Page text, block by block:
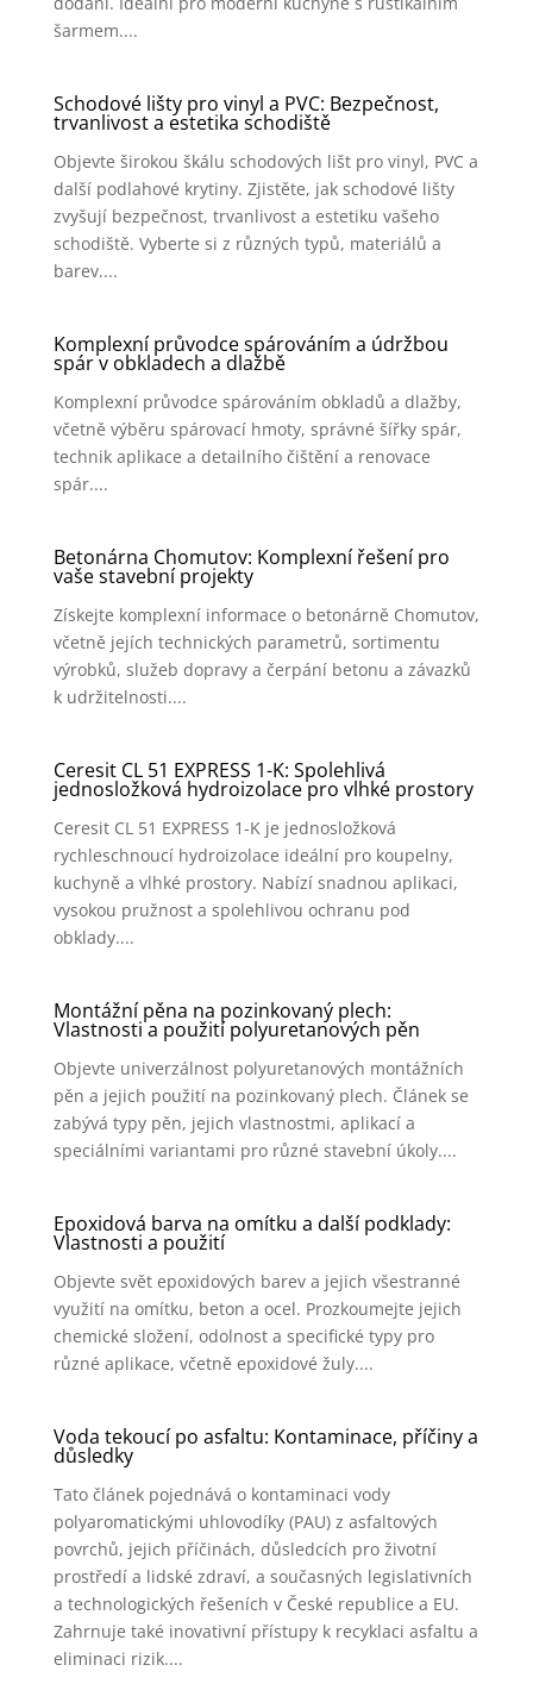
šarmem....
Schodové lišty pro vinyl a PVC: Bezpečnost,
trvanlivost a estetika schodiště
Objevte širokou škálu schodových lišt pro vinyl, PVC a
další podlahové krytiny. Zjistěte, jak schodové lišty
zvyšují bezpečnost, trvanlivost a estetiku vašeho
schodiště. Vyberte si z různých typů, materiálů a
barev....
Komplexní průvodce spárováním a údržbou
spár v obkladech a dlažbě
Komplexní průvodce spárováním obkladů a dlažby,
včetně výběru spárovací hmoty, správné šířky spár,
technik aplikace a detailního čištění a renovace
spár....
Betonárna Chomutov: Komplexní řešení pro
vaše stavební projekty
Získejte komplexní informace o betonárně Chomutov,
včetně jejích technických parametrů, sortimentu
výrobků, služeb dopravy a čerpání betonu a závazků
k udržitelnosti....
Ceresit CL 51 EXPRESS 1-K: Spolehlivá
jednosložková hydroizolace pro vlhké prostory
Ceresit CL 51 EXPRESS 1-K je jednosložková
rychleschnoucí hydroizolace ideální pro koupelny,
kuchyně a vlhké prostory. Nabízí snadnou aplikaci,
vysokou pružnost a spolehlivou ochranu pod
obklady....
Montážní pěna na pozinkovaný plech:
Vlastnosti a použití polyuretanových pěn
Objevte univerzálnost polyuretanových montážních
pěn a jejich použití na pozinkovaný plech. Článek se
zabývá typy pěn, jejich vlastnostmi, aplikací a
speciálními variantami pro různé stavební úkoly....
Epoxidová barva na omítku a další podklady:
Vlastnosti a použití
Objevte svět epoxidových barev a jejich všestranné
využití na omítku, beton a ocel. Prozkoumejte jejich
chemické složení, odolnost a specifické typy pro
různé aplikace, včetně epoxidové žuly....
Voda tekoucí po asfaltu: Kontaminace, příčiny a
důsledky
Tato článek pojednává o kontaminaci vody
polyaromatickými uhlovodíky (PAU) z asfaltových
povrchů, jejich příčinách, důsledcích pro životní
prostředí a lidské zdraví, a současných legislativních
a technologických řešeních v České republice a EU.
Zahrnuje také inovativní přístupy k recyklaci asfaltu a
eliminaci rizik....